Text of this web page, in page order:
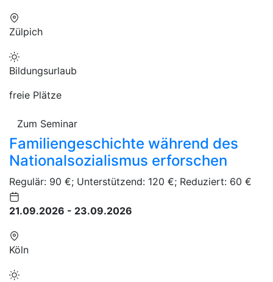
Zülpich
Bildungsurlaub
freie Plätze
Zum Seminar
Familiengeschichte während des
Nationalsozialismus erforschen
Regulär: 90 €; Unterstützend: 120 €; Reduziert: 60 €
21.09.2026 - 23.09.2026
Köln